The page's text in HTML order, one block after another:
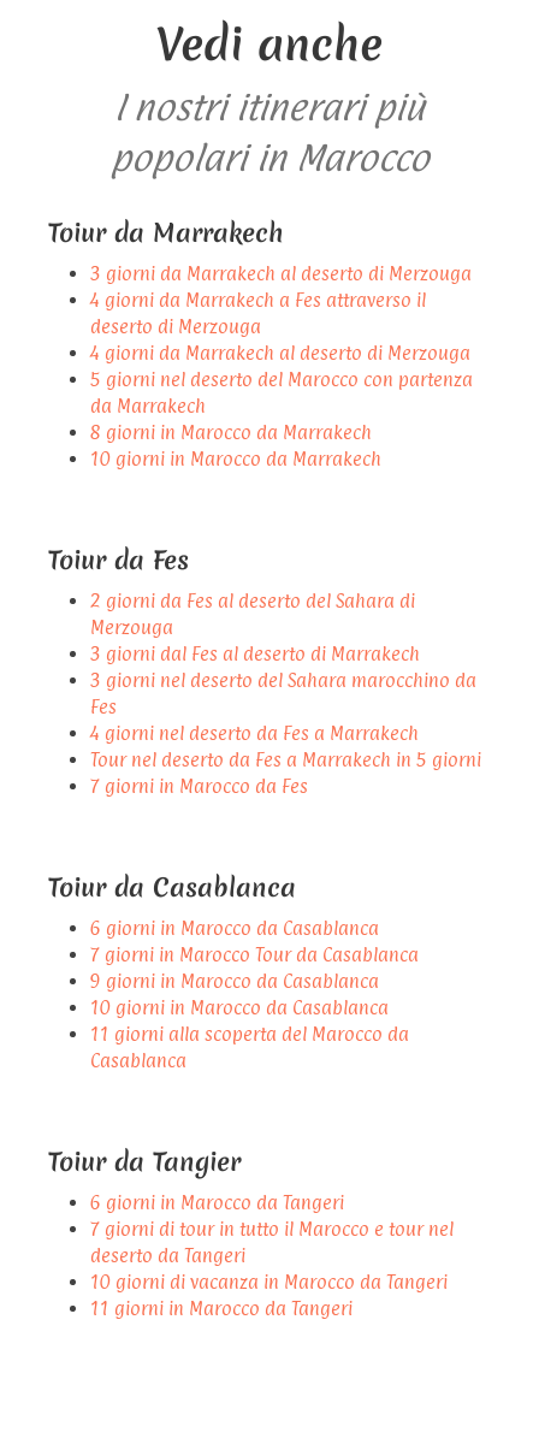
Vedi anche
I nostri itinerari più
popolari in Marocco
Toiur da Marrakech
3 giorni da Marrakech al deserto di Merzouga
4 giorni da Marrakech a Fes attraverso il
deserto di Merzouga
4 giorni da Marrakech al deserto di Merzouga
5 giorni nel deserto del Marocco con partenza
da Marrakech
8 giorni in Marocco da Marrakech
10 giorni in Marocco da Marrakech
Toiur da Fes
2 giorni da Fes al deserto del Sahara di
Merzouga
3 giorni dal Fes al deserto di Marrakech
3 giorni nel deserto del Sahara marocchino da
Fes
4 giorni nel deserto da Fes a Marrakech
Tour nel deserto da Fes a Marrakech in 5 giorni
7 giorni in Marocco da Fes
Toiur da Casablanca
6 giorni in Marocco da Casablanca
7 giorni in Marocco Tour da Casablanca
9 giorni in Marocco da Casablanca
10 giorni in Marocco da Casablanca
11 giorni alla scoperta del Marocco da
Casablanca
Toiur da Tangier
6 giorni in Marocco da Tangeri
7 giorni di tour in tutto il Marocco e tour nel
deserto da Tangeri
10 giorni di vacanza in Marocco da Tangeri
11 giorni in Marocco da Tangeri